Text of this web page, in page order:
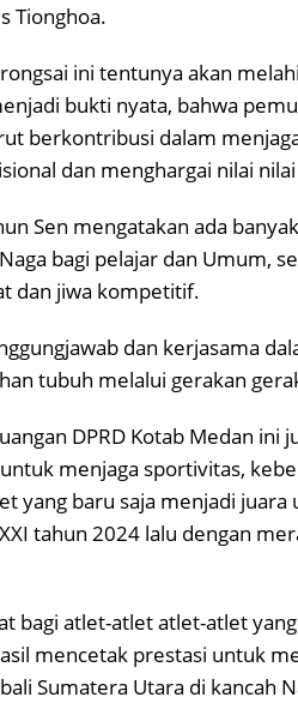
Tionghoa.
ini tentunya akan
bukti nyata, bahwa
berkontribusi dalam
dan menghargai nilai
Sen mengatakan ada
bagi pelajar dan Umum,
dan jiwa kompetitif.
dan kerjasama
tubuh melalui gerakan
DPRD Kotab Medan ini
menjaga sportivitas,
yang baru saja menjadi juara
tahun 2024 lalu dengan
bagi atlet-atlet atlet-atlet
mencetak prestasi untuk
Sumatera Utara di kancah